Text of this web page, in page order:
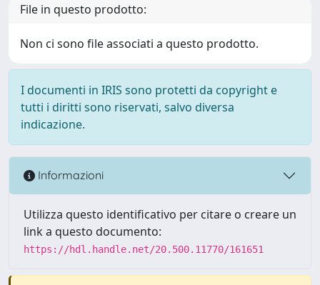
File in questo prodotto:
Non ci sono file associati a questo prodotto.
I documenti in IRIS sono protetti da copyright e
tutti i diritti sono riservati, salvo diversa
indicazione.
Informazioni
Utilizza questo identificativo per citare o creare un
link a questo documento:
https://hdl.handle.net/20.500.11770/161651